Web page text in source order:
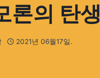
론의 탄생
2021년 06월17일.